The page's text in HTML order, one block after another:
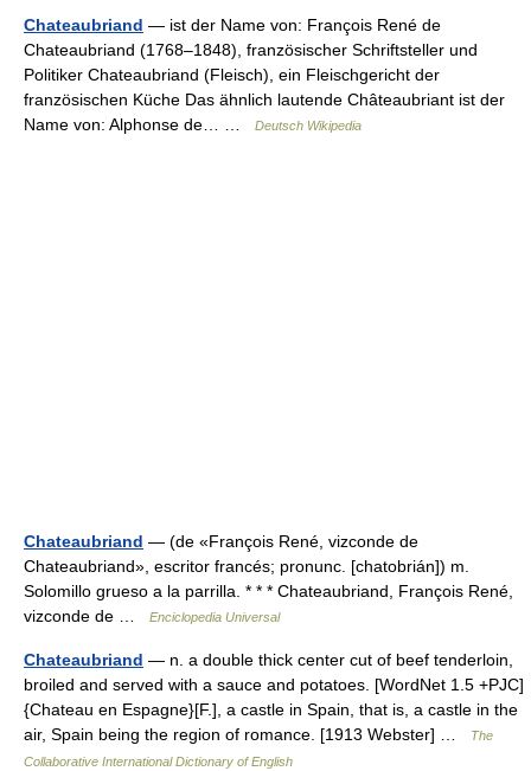
Chateaubriand — ist der Name von: François René de
Chateaubriand (1768–1848), französischer Schriftsteller und
Politiker Chateaubriand (Fleisch), ein Fleischgericht der
französischen Küche Das ähnlich lautende Châteaubriant ist der
Name von: Alphonse de… …
Deutsch Wikipedia
Chateaubriand — (de «François René, vizconde de
Chateaubriand», escritor francés; pronunc. [chatobrián]) m.
Solomillo grueso a la parrilla. * * * Chateaubriand, François René,
vizconde de …
Enciclopedia Universal
Chateaubriand — n. a double thick center cut of beef tenderloin,
broiled and served with a sauce and potatoes. [WordNet 1.5 +PJC]
{Chateau en Espagne}[F.], a castle in Spain, that is, a castle in the
air, Spain being the region of romance. [1913 Webster] …
The
Collaborative International Dictionary of English